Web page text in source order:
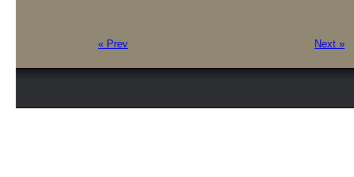
« Prev Next »